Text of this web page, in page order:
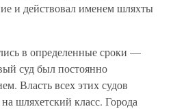
и действовал именем шляхты
в определенные сроки —
суд был постоянно
Власть всех этих судов
шляхетский класс. Города